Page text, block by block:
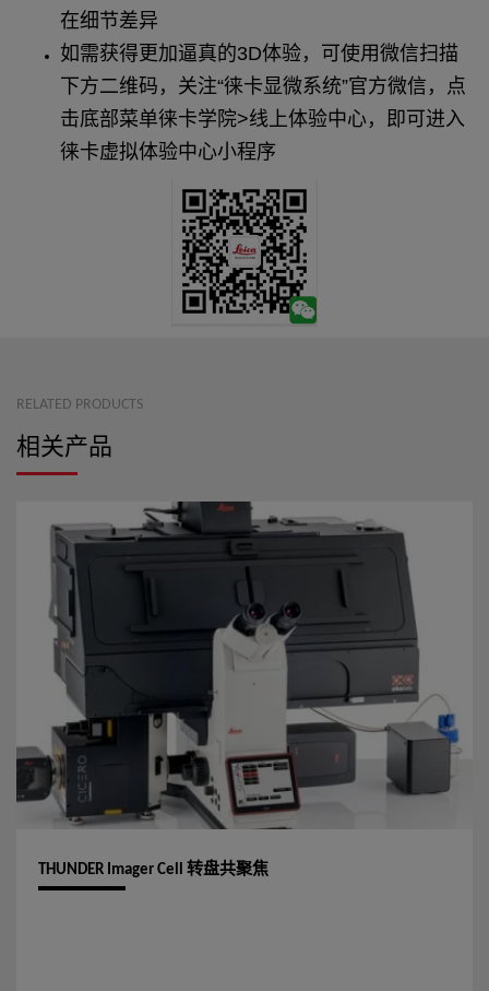
在细节差异
如需获得更加逼真的3D体验，可使用微信扫描
下方二维码，关注“徕卡显微系统”官方微信，点
击底部菜单徕卡学院>线上体验中心，即可进入
徕卡虚拟体验中心小程序
RELATED PRODUCTS
相关产品
THUNDER Imager Cell 转盘共聚焦